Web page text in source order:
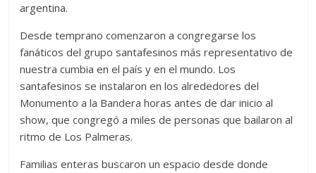
argentina.
Desde temprano comenzaron a congregarse los
fanáticos del grupo santafesinos más representativo de
nuestra cumbia en el país y en el mundo. Los
santafesinos se instalaron en los alrededores del
Monumento a la Bandera horas antes de dar inicio al
show, que congregó a miles de personas que bailaron al
ritmo de Los Palmeras.
Familias enteras buscaron un espacio desde donde